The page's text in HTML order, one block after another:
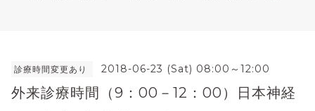
診療時間変更あり 2018-06-23 (Sat) 08:00～12:00
外来診療時間（9：00－12：00）日本神経